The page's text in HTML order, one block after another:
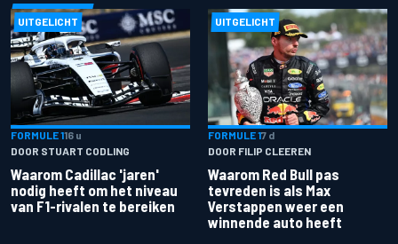
UITGELICHT
FORMULE 116 u
DOOR STUART CODLING
Waarom Cadillac 'jaren'
nodig heeft om het niveau
van F1-rivalen te bereiken
UITGELICHT
FORMULE 17 d
DOOR FILIP CLEEREN
Waarom Red Bull pas
tevreden is als Max
Verstappen weer een
winnende auto heeft